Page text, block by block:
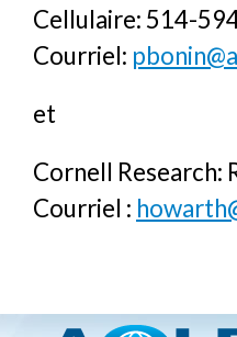
Cellulaire: 514-
Courriel:
et
Cornell Research:
Courriel :